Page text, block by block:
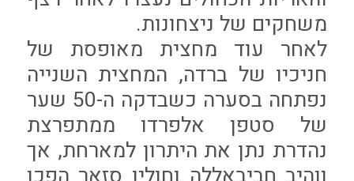
משחקים של ניצחונות.
לאחר עוד מחצית מאופסת של
חניכיו של ברדה, המחצית השנייה
נפתחה בסערה כשבדקה ה-50 שער
של סטפן אלפרדו ממתפרצת
נהדרת נתן את היתרון למארחת, אך